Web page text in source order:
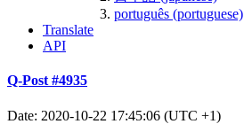
português (portuguese)
Translate
API
Q-Post #4935
Date: 2020-10-22 17:45:06 (UTC +1)